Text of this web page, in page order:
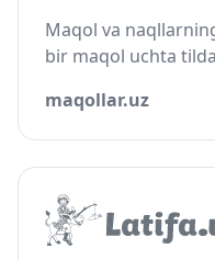
Maqol va
bir maqol uchta
maqollar.uz